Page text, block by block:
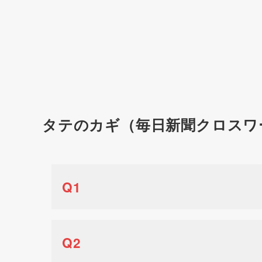
タテのカギ（毎日新聞クロスワ
Q1
Q2